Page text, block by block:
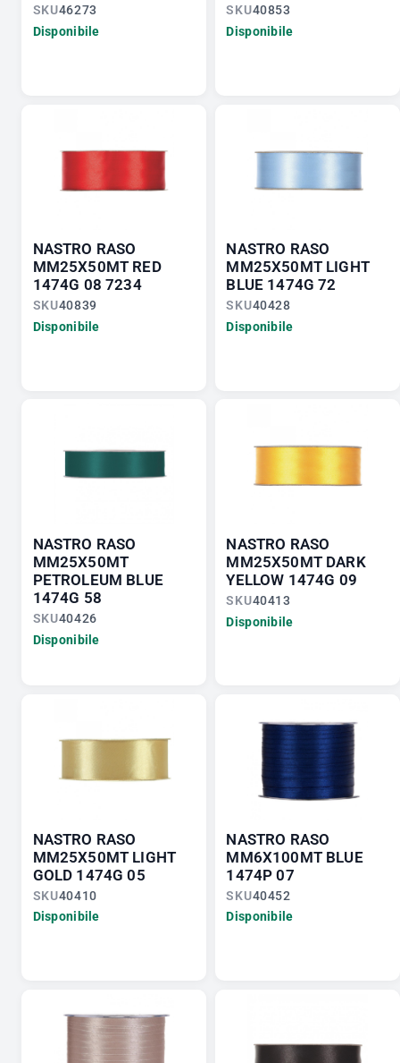
SKU46273
Disponibile
SKU40853
Disponibile
NASTRO RASO
MM25X50MT RED
1474G 08 7234
SKU40839
Disponibile
NASTRO RASO
MM25X50MT LIGHT
BLUE 1474G 72
SKU40428
Disponibile
NASTRO RASO
MM25X50MT
PETROLEUM BLUE
1474G 58
SKU40426
Disponibile
NASTRO RASO
MM25X50MT DARK
YELLOW 1474G 09
SKU40413
Disponibile
NASTRO RASO
MM25X50MT LIGHT
GOLD 1474G 05
SKU40410
Disponibile
NASTRO RASO
MM6X100MT BLUE
1474P 07
SKU40452
Disponibile